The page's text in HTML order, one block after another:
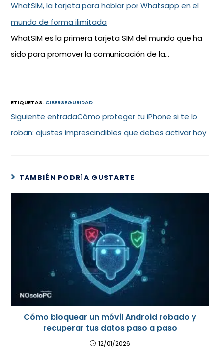
WhatSIM, la tarjeta para hablar por Whatsapp en el
mundo de forma ilimitada
WhatSIM es la primera tarjeta SIM del mundo que ha
sido para promover la comunicación de la…
ETIQUETAS: CIBERSEGURIDAD
Siguiente entradaCómo proteger tu iPhone si te lo
roban: ajustes imprescindibles que debes activar hoy
TAMBIÉN PODRÍA GUSTARTE
Cómo bloquear un móvil Android robado y
recuperar tus datos paso a paso
12/01/2026